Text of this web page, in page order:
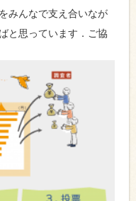
みんなで支え合いなが
と思っています．ご協